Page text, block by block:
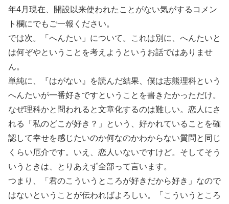
年4月現在、開設以来使われたことがない気がするコメン
ト欄にでもご一報ください。
では次。「へんたい」について。これは別に、へんたいと
は何ぞやということを考えようというお話ではありませ
ん。
単純に、『はがない』を読んだ結果、僕は志熊理科という
へんたいが一番好きですということを書きたかっただけ。
なぜ理科かと問われると文章化するのは難しい。恋人にさ
れる「私のどこが好き？」という、好かれていることを確
認して幸せを感じたいのか何なのかわからない質問と同じ
くらい厄介です。いえ、恋人いないですけど。そしてそう
いうときは、とりあえず全部って言います。
つまり、「君のこういうところが好きだから好き」なので
はないということが伝わればよろしい。「こういうところ